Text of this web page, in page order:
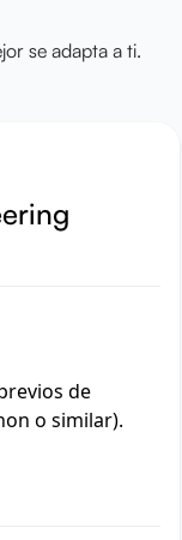
se adapta a ti.
de
o similar).